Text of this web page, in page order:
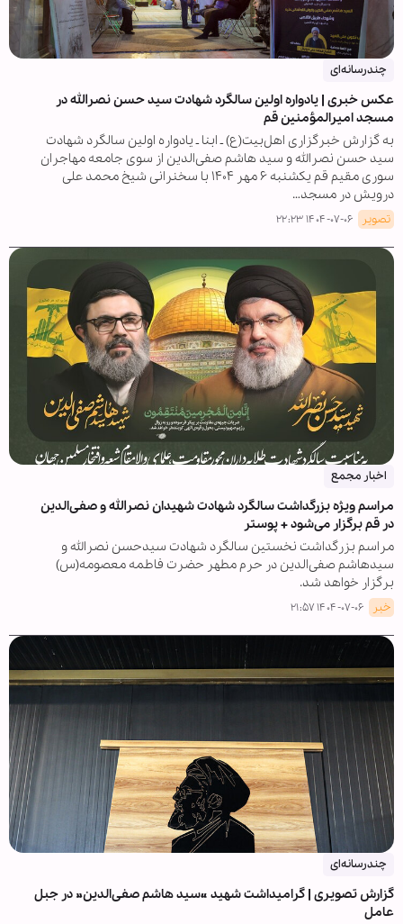
چندرسانه‌ای
عکس خبری | یادواره اولین سالگرد شهادت سید حسن نصرالله در
مسجد امیرالمؤمنین قم
به گزارش خبرگزاری اهل‌بیت(ع) ـ ابنا ـ یادواره اولین سالگرد شهادت
سید حسن نصرالله و سید هاشم صفی‌الدین از سوی جامعه مهاجران
سوری مقیم قم یکشنبه ۶ مهر ۱۴۰۴ با سخنرانی شیخ محمد علی
درویش در مسجد…
تصویر ۱۴۰۴-۰۷-۰۶ ۲۲:۲۳
اخبار مجمع
مراسم ویژه بزرگداشت سالگرد شهادت شهیدان نصرالله و صفی‌الدین
در قم برگزار می‌شود + پوستر
مراسم بزرگداشت نخستین سالگرد شهادت سیدحسن نصرالله و
سیدهاشم صفی‌الدین در حرم مطهر حضرت فاطمه معصومه(س)
برگزار خواهد شد.
خبر ۱۴۰۴-۰۷-۰۶ ۲۱:۵۷
چندرسانه‌ای
گزارش تصویری | گرامیداشت شهید «سید هاشم صفی‌الدین» در جبل
عامل